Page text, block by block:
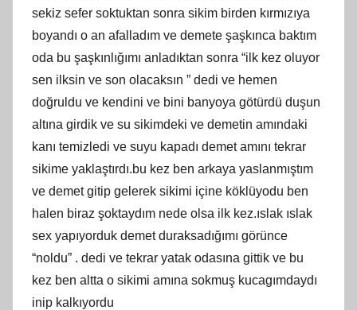
sekiz sefer soktuktan sonra sikim birden kırmızıya
boyandı o an afalladım ve demete şaşkınca baktım
oda bu şaşkınlığımı anladıktan sonra “ilk kez oluyor
sen ilksin ve son olacaksın ” dedi ve hemen
doğruldu ve kendini ve bini banyoya götürdü duşun
altına girdik ve su sikimdeki ve demetin amındaki
kanı temizledi ve suyu kapadı demet amını tekrar
sikime yaklaştırdı.bu kez ben arkaya yaslanmıştım
ve demet gitip gelerek sikimi içine köklüyodu ben
halen biraz şoktaydım nede olsa ilk kez.ıslak ıslak
sex yapıyorduk demet duraksadığımı görünce
“noldu” . dedi ve tekrar yatak odasına gittik ve bu
kez ben altta o sikimi amına sokmuş kucagımdaydı
inip kalkıyordu